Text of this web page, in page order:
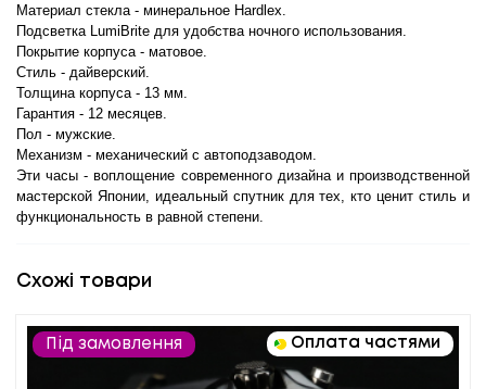
Материал стекла - минеральное Hardlex.
Подсветка LumiBrite для удобства ночного использования.
Покрытие корпуса - матовое.
Стиль - дайверский.
Толщина корпуса - 13 мм.
Гарантия - 12 месяцев.
Пол - мужские.
Механизм - механический с автоподзаводом.
Эти часы - воплощение современного дизайна и производственной
мастерской Японии, идеальный спутник для тех, кто ценит стиль и
функциональность в равной степени.
Схожі товари
Під замовлення Оплата частями